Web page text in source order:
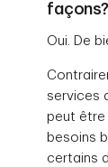
façons?
Oui. De
services
peut être
besoins
certains